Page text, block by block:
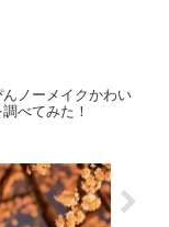
ノーメイクかわい
べてみた！